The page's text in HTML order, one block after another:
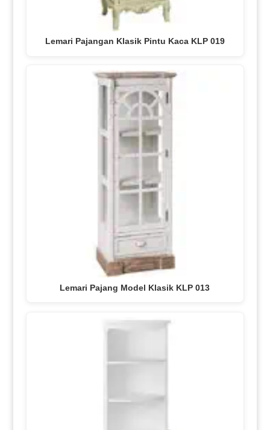
Lemari Pajangan Klasik Pintu Kaca KLP 019
Lemari Pajang Model Klasik KLP 013